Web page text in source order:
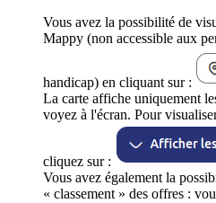
Vous avez la possibilité de
Mappy (non accessible aux
handicap) en cliquant sur :
La carte affiche uniquement
voyez à l'écran. Pour
cliquez sur :
Vous avez également la
« classement » des offres :